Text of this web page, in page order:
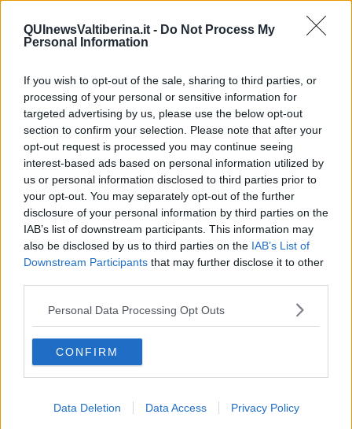
QUInewsValtiberina.it - Do Not Process My
Personal Information
If you wish to opt-out of the sale, sharing to third parties, or
processing of your personal or sensitive information for
targeted advertising by us, please use the below opt-out
section to confirm your selection. Please note that after your
opt-out request is processed you may continue seeing
interest-based ads based on personal information utilized by
us or personal information disclosed to third parties prior to
your opt-out. You may separately opt-out of the further
disclosure of your personal information by third parties on the
IAB’s list of downstream participants. This information may
also be disclosed by us to third parties on the IAB’s List of
Downstream Participants that may further disclose it to other
Personal Data Processing Opt Outs
CONFIRM
Data Deletion Data Access Privacy Policy
Versate in un bel bicchierone, se volete guarnendo con una foglia
Rubina Rovini
Se vuoi leggere le notizie principali della Toscana iscriviti alla
Newsletter QUInews - ToscanaMedia.Arriva gratis tutti i giorni
alle 20:00 direttamente nella tua casella di posta.
Basta cliccare QUI
Ti potrebbe interessare anche:
Articoli dal Blog “Raccontare di Gusto” di Rubina Rovini
Vellutata di cime di rapa al cumino e latte di cocco
Spaghetti con crema di zucca e...
Crostatina con crema al grana padano, gelatina al melone e
Meloncino, liquore al melone mantovano IGP
Liquore al melone mantovano igp e peperoncino